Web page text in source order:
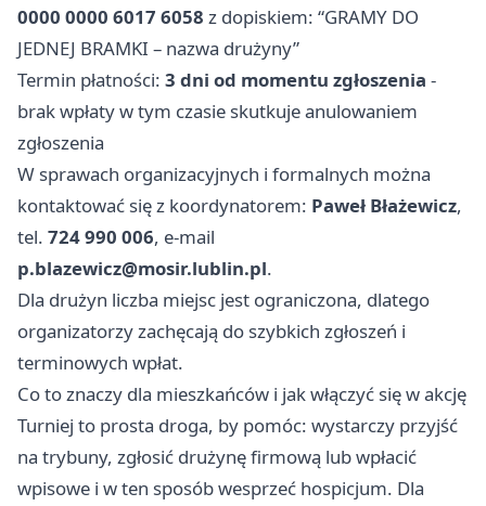
0000 0000 6017 6058 z dopiskiem: “GRAMY DO
JEDNEJ BRAMKI – nazwa drużyny”
Termin płatności: 3 dni od momentu zgłoszenia -
brak wpłaty w tym czasie skutkuje anulowaniem
zgłoszenia
W sprawach organizacyjnych i formalnych można
kontaktować się z koordynatorem: Paweł Błażewicz,
tel. 724 990 006, e-mail
p.blazewicz@mosir.lublin.pl.
Dla drużyn liczba miejsc jest ograniczona, dlatego
organizatorzy zachęcają do szybkich zgłoszeń i
terminowych wpłat.
Co to znaczy dla mieszkańców i jak włączyć się w akcję
Turniej to prosta droga, by pomóc: wystarczy przyjść
na trybuny, zgłosić drużynę firmową lub wpłacić
wpisowe i w ten sposób wesprzeć hospicjum. Dla